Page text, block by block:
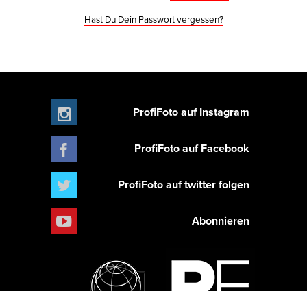
Hast Du Dein Passwort vergessen?
ProfiFoto auf Instagram
ProfiFoto auf Facebook
ProfiFoto auf twitter folgen
Abonnieren